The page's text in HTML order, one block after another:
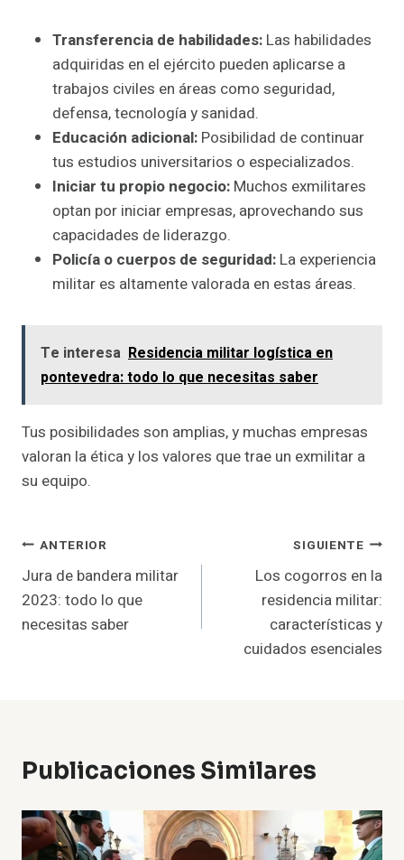
Transferencia de habilidades: Las habilidades
adquiridas en el ejército pueden aplicarse a
trabajos civiles en áreas como seguridad,
defensa, tecnología y sanidad.
Educación adicional: Posibilidad de continuar
tus estudios universitarios o especializados.
Iniciar tu propio negocio: Muchos exmilitares
optan por iniciar empresas, aprovechando sus
capacidades de liderazgo.
Policía o cuerpos de seguridad: La experiencia
militar es altamente valorada en estas áreas.
Te interesa Residencia militar logística en
pontevedra: todo lo que necesitas saber
Tus posibilidades son amplias, y muchas empresas
valoran la ética y los valores que trae un exmilitar a
su equipo.
Navegación
De
Entradas
ANTERIOR
Jura de bandera militar
2023: todo lo que
necesitas saber
SIGUIENTE
Los cogorros en la
residencia militar:
características y
cuidados esenciales
Publicaciones Similares